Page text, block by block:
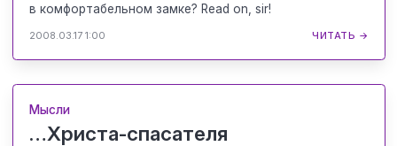
в комфортабельном замке? Read on, sir!
2008.03.17 1:00 ЧИТАТЬ →
Мысли
…Христа-спасателя